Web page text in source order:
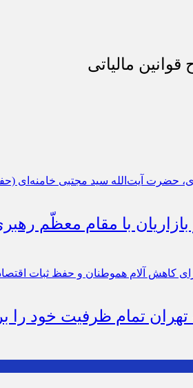
مالیاتی
با مقام معظّم
تهران تمام ظرفیت خود